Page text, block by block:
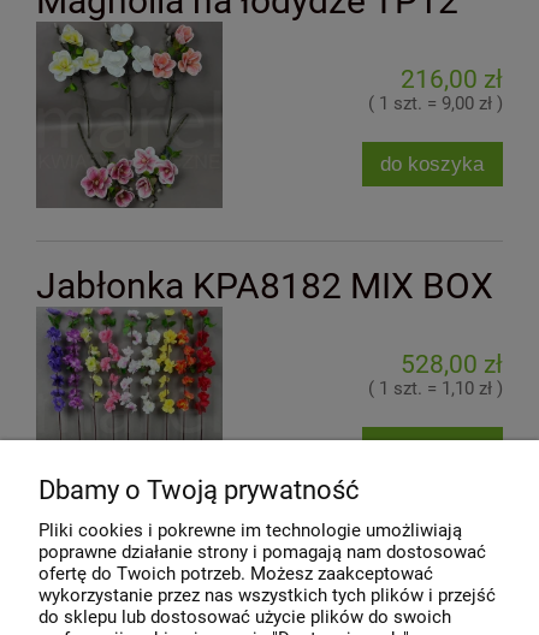
216,00 zł
( 1 szt. = 9,00 zł )
do koszyka
Jabłonka KPA8182 MIX BOX
528,00 zł
( 1 szt. = 1,10 zł )
do koszyka
« 1 2 3 4 »
Dbamy o Twoją prywatność
Pliki cookies i pokrewne im technologie umożliwiają
poprawne działanie strony i pomagają nam dostosować
ofertę do Twoich potrzeb. Możesz zaakceptować
wykorzystanie przez nas wszystkich tych plików i przejść
do sklepu lub dostosować użycie plików do swoich